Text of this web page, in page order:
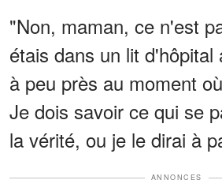
"Non, maman, ce n'est
étais dans un lit d'hôpital
à peu près au moment
Je dois savoir ce qui se
la vérité, ou je le dirai à
ANNONCES